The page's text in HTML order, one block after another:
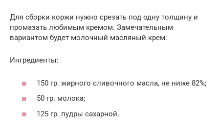
Для сборки коржи нужно срезать под одну толщину и
промазать любимым кремом. Замечательным
вариантом будет молочный масляный крем:
Ингредиенты:
150 гр. жирного сливочного масла, не ниже 82%;
50 гр. молока;
125 гр. пудры сахарной.